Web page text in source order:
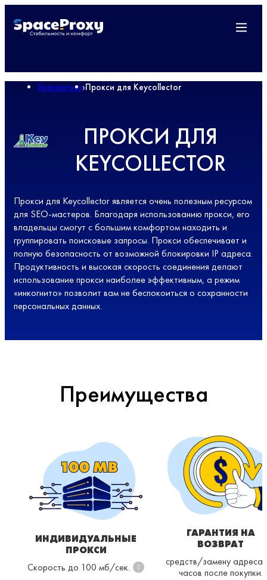
Spaceproxy›Прокси для Keycollector
ПРОКСИ ДЛЯ
KEYCOLLECTOR
Прокси для Keycollector является очень полезным ресурсом
для SEO-мастеров. Благодаря использованию прокси, его
владельцы смогут с большим комфортом находить и
группировать поисковые запросы. Прокси обеспечивает и
полную безопасность от возможной блокировки IP адреса.
Продуктивность и высокая скорость соединения делают
использование прокси наиболее эффективным, а режим
«инкогнито» позволит вам не беспокоиться о сохранности
персональных данных.
Преимущества
ИНДИВИДУАЛЬНЫЕ
ПРОКСИ
Скорость до 100 мб/сек.
?
ГАРАНТИЯ НА
ВОЗВРАТ
средств/замену адреса
часов после покупки.